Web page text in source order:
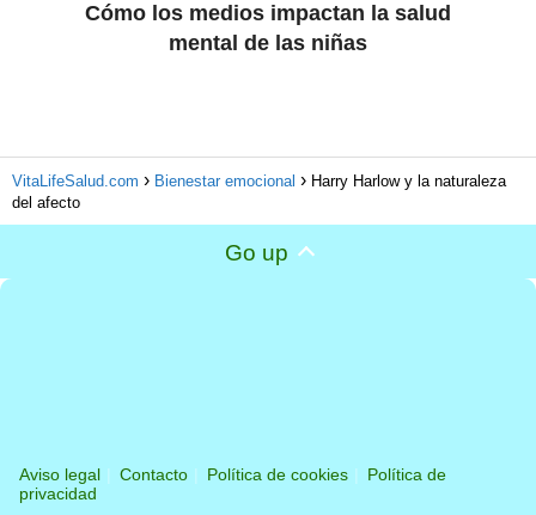
Cómo los medios impactan la salud
mental de las niñas
VitaLifeSalud.com Bienestar emocional
Harry Harlow y la naturaleza
del afecto
Go up
Aviso legal Contacto Política de cookies
Política de
privacidad